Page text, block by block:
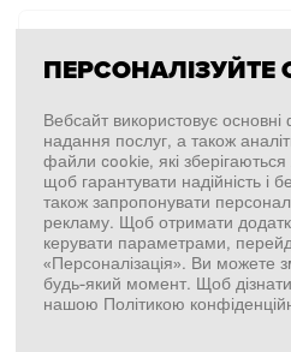
БЕЗ АВТОРИЗАЦІЇ
авторизації.
ПОКУПКИ БЕЗ
ПЕРСОНАЛІЗУЙТЕ
Вебсайт використовує
надання послуг, а також
файли cookie, які
щоб гарантувати надійність і
також запропонувати
рекламу. Щоб отримати
керувати параметрами,
«Персоналізація». Ви можете
будь-який момент. Щоб
нашою Політикою